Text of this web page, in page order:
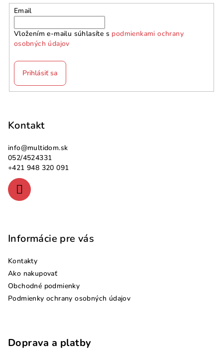
Email
Vložením e-mailu súhlasíte s podmienkami ochrany
osobných údajov
Prihlásiť sa
Kontakt
info@multidom.sk
052/4524331
+421 948 320 091
Informácie pre vás
Kontakty
Ako nakupovať
Obchodné podmienky
Podmienky ochrany osobných údajov
Doprava a platby